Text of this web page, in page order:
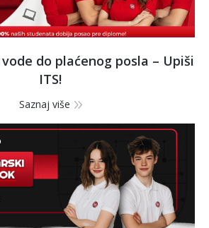
do plaćenog posla – Upiši
ITS!
Saznaj više